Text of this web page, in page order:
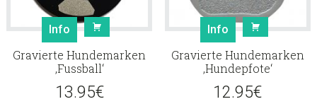
Info
Gravierte Hundemarken
‚Fussball‘
13.95€
Info
Gravierte Hundemarken
‚Hundepfote‘
12.95€